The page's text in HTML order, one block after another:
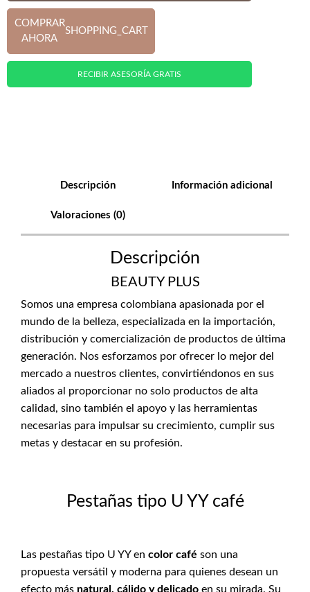
COMPRAR
AHORA
SHOPPING_CART
RECIBIR ASESORÍA GRATIS
Descripción Información adicional
Valoraciones (0)
Descripción
BEAUTY PLUS
Somos una empresa colombiana apasionada por el
mundo de la belleza, especializada en la importación,
distribución y comercialización de productos de última
generación. Nos esforzamos por ofrecer lo mejor del
mercado a nuestros clientes, convirtiéndonos en sus
aliados al proporcionar no solo productos de alta
calidad, sino también el apoyo y las herramientas
necesarias para impulsar su crecimiento, cumplir sus
metas y destacar en su profesión.
Pestañas tipo U YY café
Las pestañas tipo U YY en color café son una
propuesta versátil y moderna para quienes desean un
efecto más natural, cálido y delicado en su mirada. Su